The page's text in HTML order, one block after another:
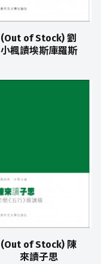
(Out of Stock) 劉
小楓讀埃斯庫羅斯
(Out of Stock) 陳
來讀子思